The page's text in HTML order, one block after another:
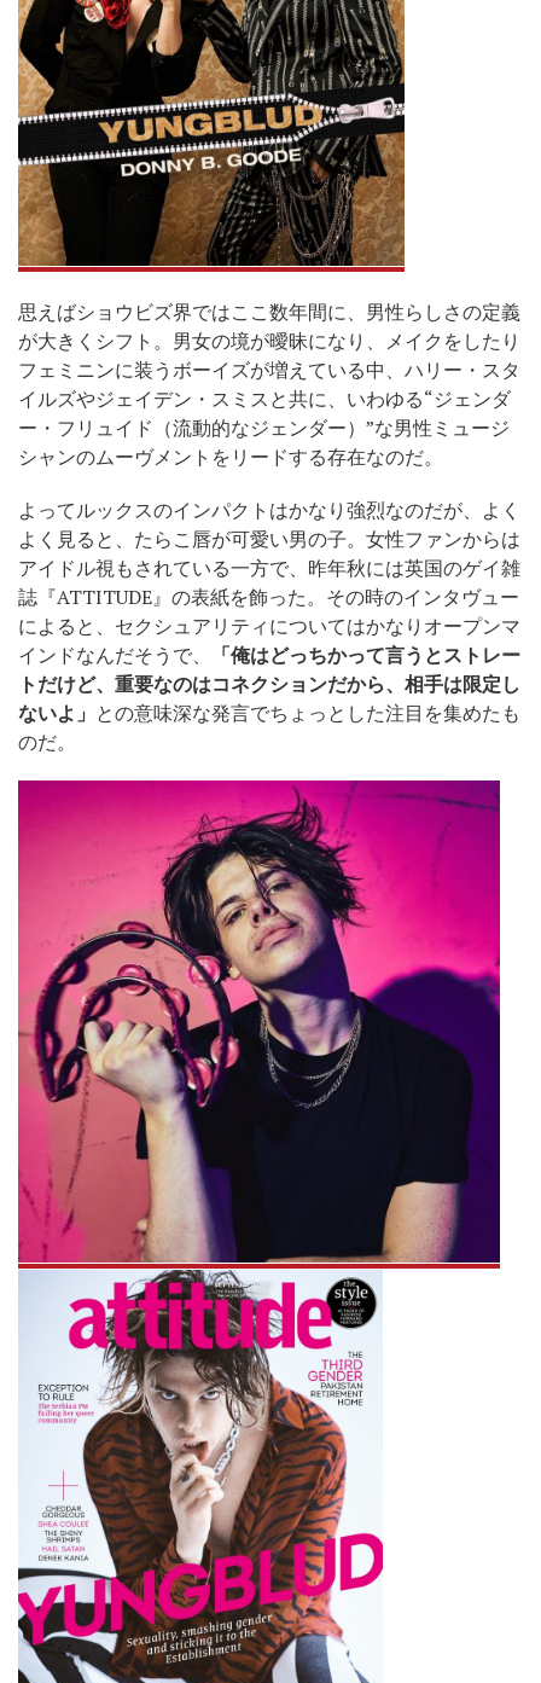
思えばショウビズ界ではここ数年間に、男性らしさの定義
が大きくシフト。男女の境が曖昧になり、メイクをしたり
フェミニンに装うボーイズが増えている中、ハリー・スタ
イルズやジェイデン・スミスと共に、いわゆる“ジェンダ
ー・フリュイド（流動的なジェンダー）”な男性ミュージ
シャンのムーヴメントをリードする存在なのだ。
よってルックスのインパクトはかなり強烈なのだが、よく
よく見ると、たらこ唇が可愛い男の子。女性ファンからは
アイドル視もされている一方で、昨年秋には英国のゲイ雑
誌『ATTITUDE』の表紙を飾った。その時のインタヴュー
によると、セクシュアリティについてはかなりオープンマ
インドなんだそうで、
「俺はどっちかって言うとストレー
トだけど、重要なのはコネクションだから、相手は限定し
ないよ」 との意味深な発言でちょっとした注目を集めたも
のだ。